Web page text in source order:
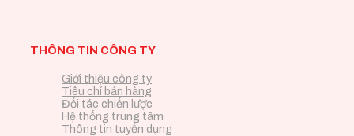
THÔNG TIN CÔNG TY
Giới thiệu công ty
Tiêu chí bán hàng
Đối tác chiến lược
Hệ thống trung tâm
Thông tin tuyển dụng